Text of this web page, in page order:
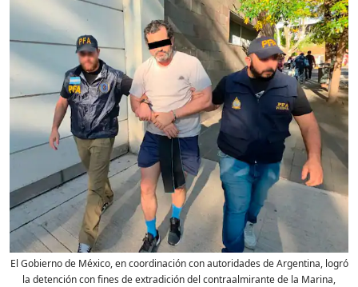
El Gobierno de México, en coordinación con autoridades de Argentina, logró
la detención con fines de extradición del contraalmirante de la Marina,